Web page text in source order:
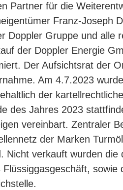
Partner für die
Franz-Joseph
Doppler Gruppe und alle
der Doppler Energie
Der Aufsichtsrat der
Am 4.7.2023
der
des Jahres 2023
vereinbart. Zentraler
der Marken
Nicht verkauft wurden die
sowie